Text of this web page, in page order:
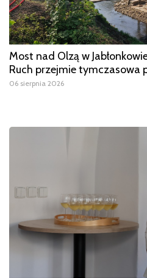
Most nad Olzą w
Ruch przejmie tymczasowa
06 sierpnia 2026